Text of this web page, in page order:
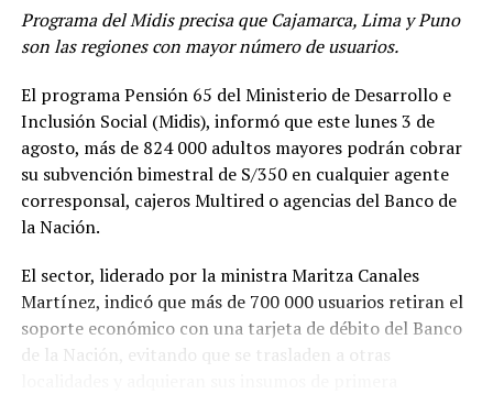
En otro momento, mencionó que, en coordinación con
el Instituto Nacional de Defensa Civil, se está
disponiendo de refugios y almacenes, y se está
solicitando apoyo a otros países para contar con más
carpas, motobombas, alimentos y agua, y estar mejor
preparados.
Además, indicó que dará instrucciones para que el
Ministerio de Salud inicie la vacunación contra el
La jornada de trabajo en Piura contempló la verificación
de la situación de los ríos Chira y Piura, y la visita a los
sectores Potreritos, Limonal y Los Ejidos, donde se
Programa del Midis precisa que Cajamarca, Lima y Puno
son las regiones con mayor número de usuarios.
El programa Pensión 65 del Ministerio de Desarrollo e
Inclusión Social (Midis), informó que este lunes 3 de
agosto, más de 824 000 adultos mayores podrán cobrar
su subvención bimestral de S/350 en cualquier agente
corresponsal, cajeros Multired o agencias del Banco de
la Nación.
El sector, liderado por la ministra Maritza Canales
Martínez, indicó que más de 700 000 usuarios retiran el
soporte económico con una tarjeta de débito del Banco
de la Nación, evitando que se trasladen a otras